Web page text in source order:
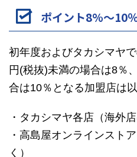
ポイント8%～10
初年度およびタカシマヤ
円(税抜)未満の場合は8％
合は10％となる加盟店は
・タカシマヤ各店（海外店
・高島屋オンラインスト
く）